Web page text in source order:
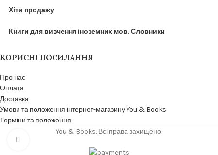
Хіти продажу
Книги для вивчення іноземних мов. Словники
КОРИСНІ ПОСИЛАННЯ
Про нас
Оплата
Доставка
Умови та положення інтернет-магазину You & Books
Терміни та положення
You & Books. Всі права захищено.